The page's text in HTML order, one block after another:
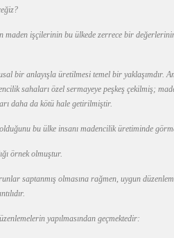
maden işçilerinin bu ülkede zerrece bir
bir anlayışla üretilmesi temel bir yaklaşımdır.
sahaları özel sermayeye peşkeş çekilmiş;
daha da kötü hale getirilmiştir.
bu ülke insanı madencilik üretiminde
örnek olmuştur.
saptanmış olmasına rağmen, uygun
yapılmasından geçmektedir: